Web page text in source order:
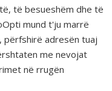
të besueshëm dhe të
mund t'ju marrë
përfshirë adresën tuaj
me nevojat
në rrugën